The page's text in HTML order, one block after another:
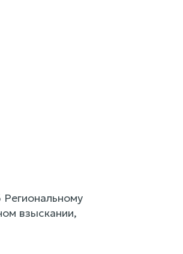
взыскании,